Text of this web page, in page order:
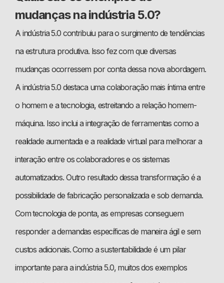
mudanças na indústria 5.0?
A indústria 5.0 contribuiu para o surgimento de tendências
na estrutura produtiva. Isso fez com que diversas
mudanças ocorressem por conta dessa nova abordagem.
A indústria 5.0 destaca uma colaboração mais íntima entre
o homem e a tecnologia, estreitando a relação homem-
máquina. Isso inclui a integração de ferramentas como a
realidade aumentada e a realidade virtual para melhorar a
interação entre os colaboradores e os sistemas
automatizados. Outro resultado dessa transformação é a
possibilidade de fabricação personalizada e sob demanda.
Com tecnologia de ponta, as empresas conseguem
responder a demandas específicas de maneira ágil e sem
custos adicionais. Como a sustentabilidade é um pilar
importante para a indústria 5.0, muitos dos exemplos